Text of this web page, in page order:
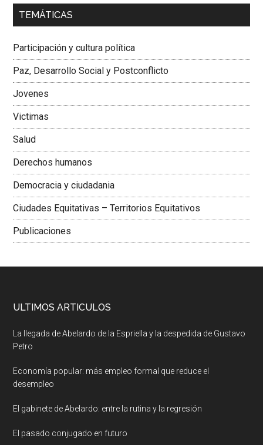
00:00 01:04
Dra. Carolina Corcho Mejía,Presidenta Corporación
Colombiana
TEMÁTICAS
Participación y cultura política
Paz, Desarrollo Social y Postconflicto
Jovenes
Victimas
Salud
Derechos humanos
Democracia y ciudadania
Ciudades Equitativas – Territorios Equitativos
Publicaciones
ULTIMOS ARTICULOS
La llegada de Abelardo de la Espriella y la despedida de Gustavo
Petro
Economía popular: más empleo formal que reduce el
desempleo
El gabinete de Abelardo: entre la rutina y la regresión
El pasado conjugado en futuro